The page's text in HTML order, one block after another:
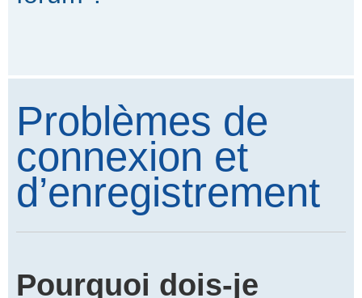
Problèmes de
connexion et
d’enregistrement
Pourquoi dois-je